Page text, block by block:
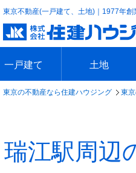
東京不動産(一戸建て、土地)｜1977年創
一戸建て
エリアで探す
沿線で探す
新築一戸建て
中古一戸建て
本日の新着物件
今週の新着物件
土地
エリアで探す
沿線で探す
本日の新着物
今週の新着物
東京の不動産なら住建ハウジング 東
瑞江駅周辺